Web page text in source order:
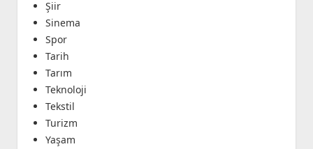
Şiir
Sinema
Spor
Tarih
Tarım
Teknoloji
Tekstil
Turizm
Yaşam